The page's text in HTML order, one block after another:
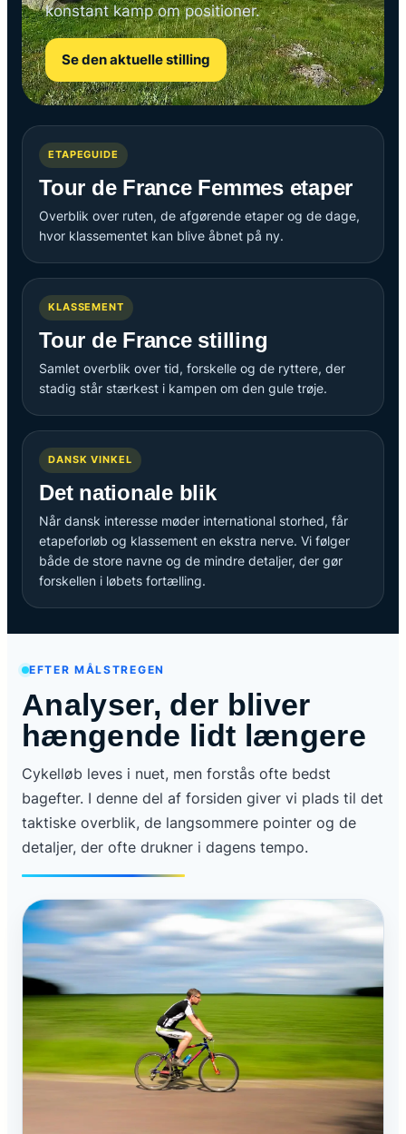
konstant kamp om positioner.
Se den aktuelle stilling
ETAPEGUIDE
Tour de France Femmes etaper
Overblik over ruten, de afgørende etaper og de dage,
hvor klassementet kan blive åbnet på ny.
KLASSEMENT
Tour de France stilling
Samlet overblik over tid, forskelle og de ryttere, der
stadig står stærkest i kampen om den gule trøje.
DANSK VINKEL
Det nationale blik
Når dansk interesse møder international storhed, får
etapeforløb og klassement en ekstra nerve. Vi følger
både de store navne og de mindre detaljer, der gør
forskellen i løbets fortælling.
EFTER MÅLSTREGEN
Analyser, der bliver
hængende lidt længere
Cykelløb leves i nuet, men forstås ofte bedst
bagefter. I denne del af forsiden giver vi plads til det
taktiske overblik, de langsommere pointer og de
detaljer, der ofte drukner i dagens tempo.